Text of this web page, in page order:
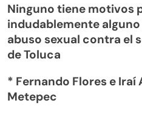
Ninguno tiene motivos
indudablemente
abuso sexual contra el
de Toluca
* Fernando Flores e
Metepec